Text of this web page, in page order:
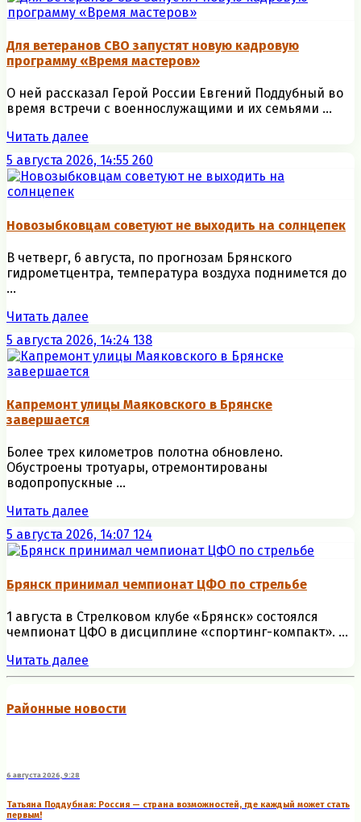
Для ветеранов СВО запустят новую кадровую
программу «Время мастеров»
О ней рассказал Герой России Евгений Поддубный во
время встречи с военнослужащими и их семьями ...
Читать далее
5 августа 2026, 14:55 260
Новозыбковцам советуют не выходить на солнцепек
В четверг, 6 августа, по прогнозам Брянского
гидрометцентра, температура воздуха поднимется до
...
Читать далее
5 августа 2026, 14:24 138
Капремонт улицы Маяковского в Брянске
завершается
Более трех километров полотна обновлено.
Обустроены тротуары, отремонтированы
водопропускные ...
Читать далее
5 августа 2026, 14:07 124
Брянск принимал чемпионат ЦФО по стрельбе
1 августа в Стрелковом клубе «Брянск» состоялся
чемпионат ЦФО в дисциплине «спортинг-компакт». ...
Читать далее
Районные новости
6 августа 2026, 9:28
Татьяна Поддубная: Россия — страна возможностей, где каждый может стать
первым!